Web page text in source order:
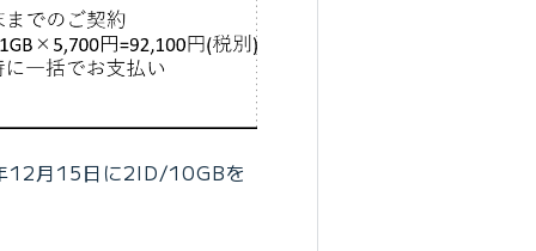
12月15日に2ID/10GBを